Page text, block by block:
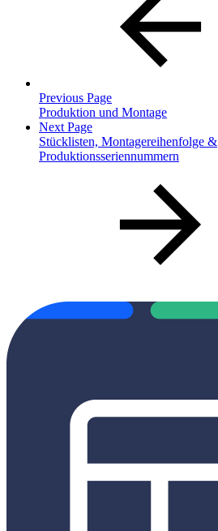
Previous Page
Produktion und Montage
Next Page
Stücklisten, Montagereihenfolge &
Produktionsseriennummern